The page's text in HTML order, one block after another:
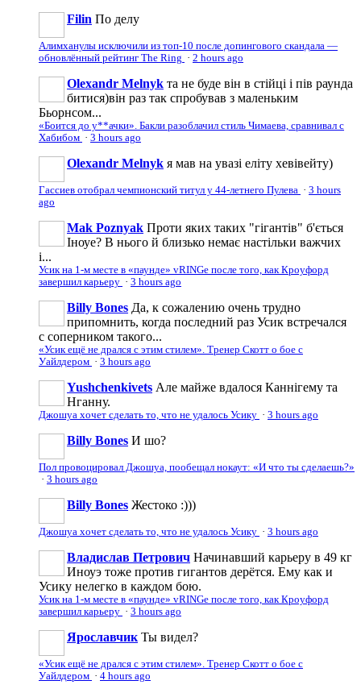
Filin По делу
Алимханулы исключили из топ-10 после допингового скандала —
обновлённый рейтинг The Ring · 2 hours ago
Olexandr Melnyk та не буде він в стійці і пів раунда
битися)він раз так спробував з маленьким
Бьорнсом...
«Боится до у**ачки». Бакли разоблачил стиль Чимаева, сравнивал с
Хабибом · 3 hours ago
Olexandr Melnyk я мав на увазі еліту хевівейту)
Гассиев отобрал чемпионский титул у 44-летнего Пулева · 3 hours
ago
Mak Poznyak Проти яких таких "гігантів" б'ється
Іноуе? В нього й близько немає настільки важчих
і...
Усик на 1-м месте в «паунде» vRINGe после того, как Кроуфорд
завершил карьеру · 3 hours ago
Billy Bones Да, к сожалению очень трудно
припомнить, когда последний раз Усик встречался
с соперником такого...
«Усик ещё не дрался с этим стилем». Тренер Скотт о бое с
Уайлдером · 3 hours ago
Yushchenkivets Але майже вдалося Каннігему та
Нганну.
Джошуа хочет сделать то, что не удалось Усику · 3 hours ago
Billy Bones И шо?
Пол провоцировал Джошуа, пообещал нокаут: «И что ты сделаешь?»
· 3 hours ago
Billy Bones Жестоко :)))
Джошуа хочет сделать то, что не удалось Усику · 3 hours ago
Владислав Петрович Начинавший карьеру в 49 кг
Иноуэ тоже против гигантов дерётся. Ему как и
Усику нелегко в каждом бою.
Усик на 1-м месте в «паунде» vRINGe после того, как Кроуфорд
завершил карьеру · 3 hours ago
Ярославчик Ты видел?
«Усик ещё не дрался с этим стилем». Тренер Скотт о бое с
Уайлдером · 4 hours ago